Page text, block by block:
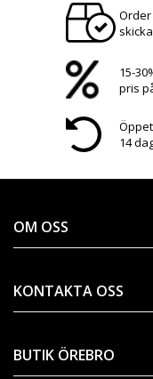
Order
15-
pris
14
OM OSS
KONTAKTA OSS
BUTIK ÖREBRO